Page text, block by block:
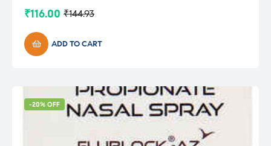
₹144.93
Original
was:
₹144.93.
₹116.00
Current
is:
₹116.00.ADD TO CART
-20% OFF